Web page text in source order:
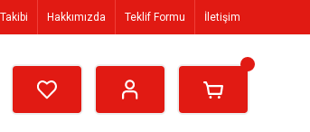
Hakkımızda Teklif Formu İletişim